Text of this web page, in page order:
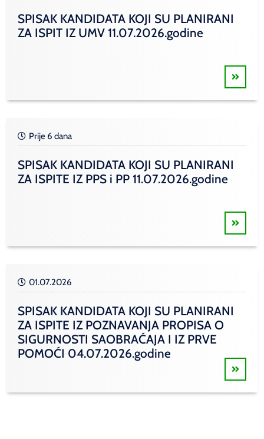
SPISAK KANDIDATA KOJI SU PLANIRANI
ZA ISPIT IZ UMV 11.07.2026.godine
Prije 6 dana
SPISAK KANDIDATA KOJI SU PLANIRANI
ZA ISPITE IZ PPS i PP 11.07.2026.godine
01.07.2026
SPISAK KANDIDATA KOJI SU PLANIRANI
ZA ISPITE IZ POZNAVANJA PROPISA O
SIGURNOSTI SAOBRAĆAJA I IZ PRVE
POMOĆI 04.07.2026.godine